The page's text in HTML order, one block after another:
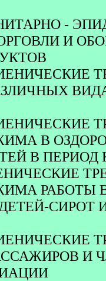
-
И
В
В ПЕРИОД
СИРОТ
И